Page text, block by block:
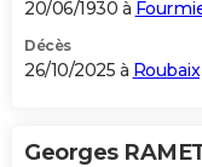
20/06/1930 à
Décès
26/10/2025 à Roubaix
Georges